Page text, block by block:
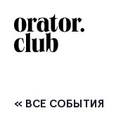
« ВСЕ СОБЫТИЯ